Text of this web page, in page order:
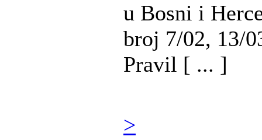
u Bosni i
broj 7/02, 13/
Pravil [ ... ]
>